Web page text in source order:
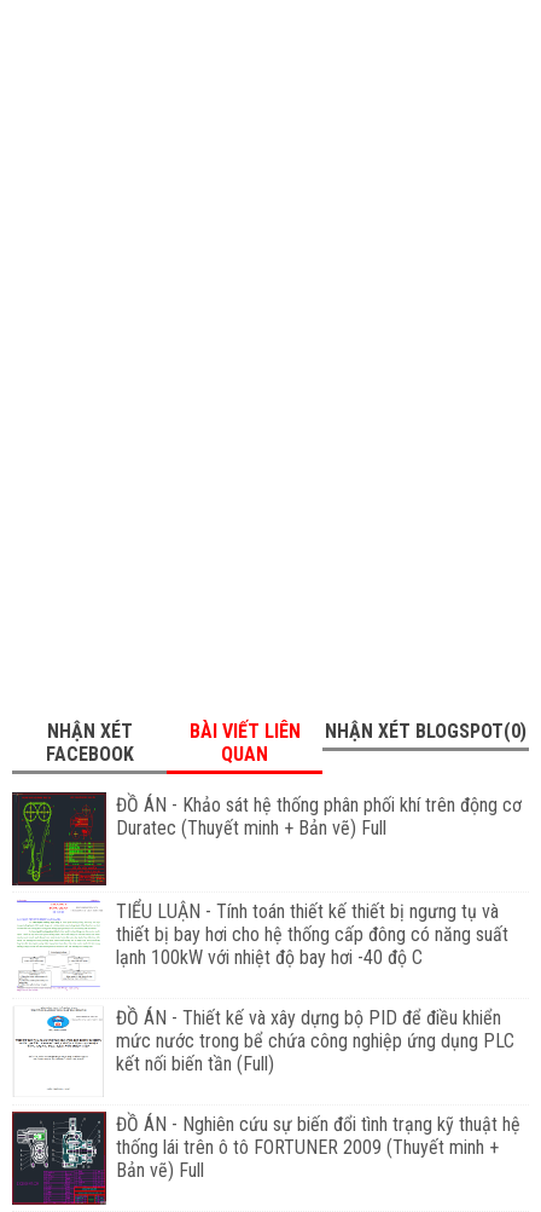
NHẬN XÉT
FACEBOOK
BÀI VIẾT LIÊN
QUAN
NHẬN XÉT BLOGSPOT(0)
ĐỒ ÁN - Khảo sát hệ thống phân phối khí trên động cơ
Duratec (Thuyết minh + Bản vẽ) Full
TIỂU LUẬN - Tính toán thiết kế thiết bị ngưng tụ và
thiết bị bay hơi cho hệ thống cấp đông có năng suất
lạnh 100kW với nhiệt độ bay hơi -40 độ C
ĐỒ ÁN - Thiết kế và xây dựng bộ PID để điều khiển
mức nước trong bể chứa công nghiệp ứng dụng PLC
kết nối biến tần (Full)
ĐỒ ÁN - Nghiên cứu sự biến đổi tình trạng kỹ thuật hệ
thống lái trên ô tô FORTUNER 2009 (Thuyết minh +
Bản vẽ) Full